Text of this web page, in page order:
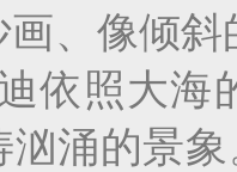
、像倾
依照大海
汹涌的景